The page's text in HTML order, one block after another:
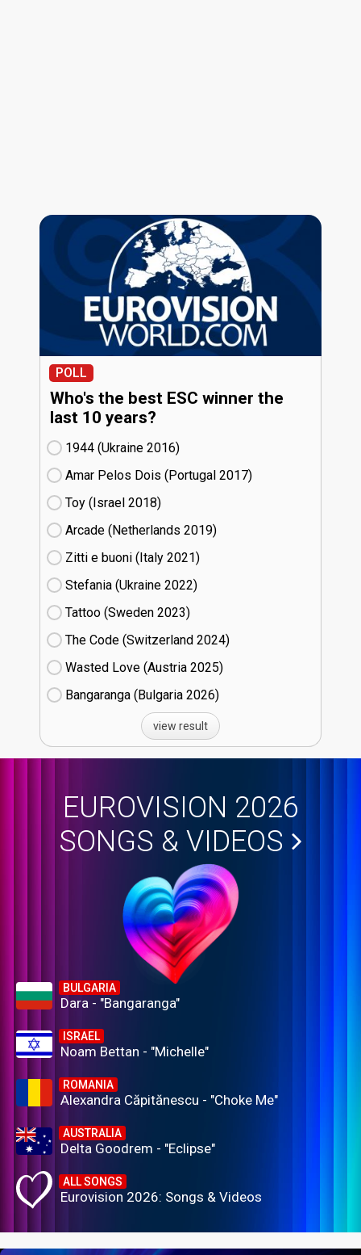
POLL
Who's the best ESC winner the
last 10 years?
1944 (Ukraine
16)
Amar Pelos Dois (Portugal
17)
Toy (Israel
18)
Arcade (Netherlands
19)
Zitti e buoni​ (Italy
21)
Stefania (Ukraine
22)
Tattoo (Sweden
23)
The Code (Switzerland
24)
Wasted Love (Austria
25)
Bangaranga (Bulgaria
26)
view result
EUROVISION 2026
SONGS & VIDEOS
BULGARIA
Dara - "Bangaranga"
ISRAEL
Noam Bettan - "Michelle"
ROMANIA
Alexandra Căpitănescu - "Choke Me"
AUSTRALIA
Delta Goodrem - "Eclipse"
ALL SONGS
Eurovision 2026: Songs & Videos